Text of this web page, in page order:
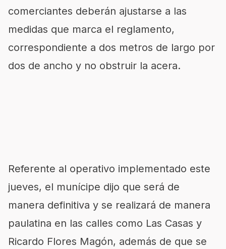
comerciantes deberán ajustarse a las
medidas que marca el reglamento,
correspondiente a dos metros de largo por
dos de ancho y no obstruir la acera.
Referente al operativo implementado este
jueves, el munícipe dijo que será de
manera definitiva y se realizará de manera
paulatina en las calles como Las Casas y
Ricardo Flores Magón, además de que se